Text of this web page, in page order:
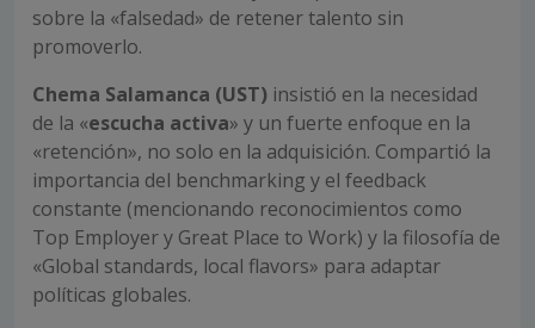
sobre la «falsedad» de retener talento sin
promoverlo.
Chema Salamanca (UST) insistió en la necesidad
de la «escucha activa» y un fuerte enfoque en la
«retención», no solo en la adquisición. Compartió la
importancia del benchmarking y el feedback
constante (mencionando reconocimientos como
Top Employer y Great Place to Work) y la filosofía de
«Global standards, local flavors» para adaptar
políticas globales.